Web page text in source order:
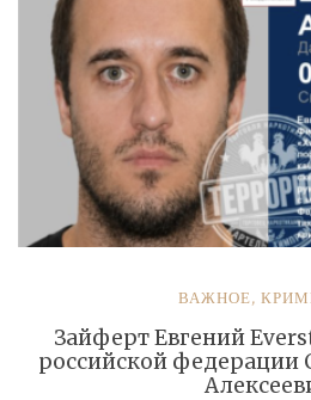
ВАЖНОЕ,
Зайферт Евгений
российской федерации